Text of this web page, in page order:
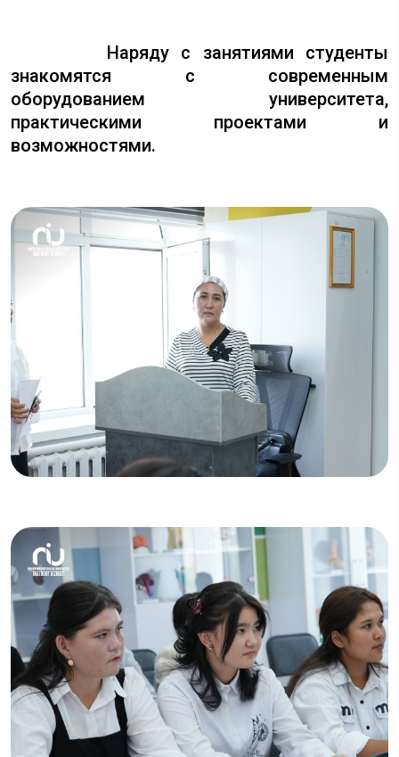
Наряду с занятиями студенты
знакомятся с современным
оборудованием университета,
практическими проектами и
возможностями.